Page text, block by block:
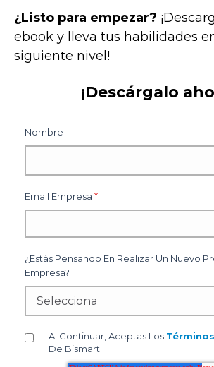
¿Listo para empezar?
ebook y lleva tus habilidades
siguiente nivel!
¡Descárgalo
Nombre
Email Empresa *
¿Estás Pensando En Realizar Un Nuevo
Empresa?
Al Continuar, Aceptas Los
De Bismart.